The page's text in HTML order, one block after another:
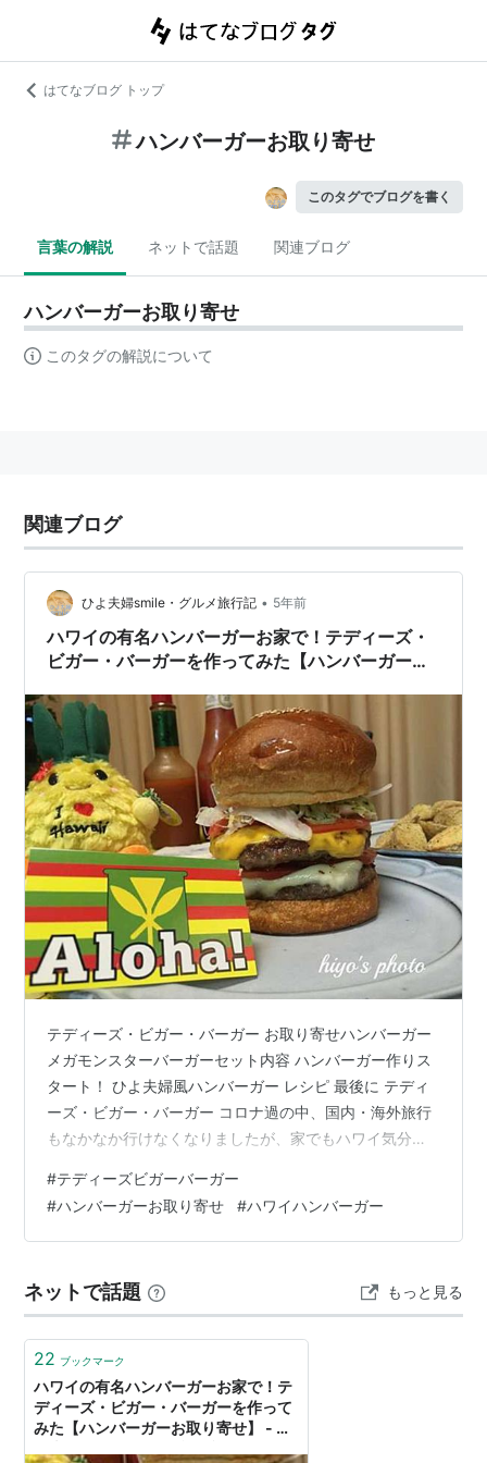
はてなブログ トップ
ハンバーガーお取り寄せ
このタグでブログを書く
言葉の解説 ネットで話題 関連ブログ
ハンバーガーお取り寄せ
このタグの解説について
関連ブログ
ひよ夫婦smile・グルメ旅行記 • 5年前
ハワイの有名ハンバーガーお家で！テディーズ・
ビガー・バーガーを作ってみた【ハンバーガーお
テディーズ・ビガー・バーガー お取り寄せハンバーガー
メガモンスターバーガーセット内容 ハンバーガー作りス
タート！ ひよ夫婦風ハンバーガー レシピ 最後に テディ
ーズ・ビガー・バーガー コロナ過の中、国内・海外旅行
もなかなか行けなくなりましたが、家でもハワイ気分を
ハンバーガーをお取り寄せしてみました。 テディーズ・
ビガー・バーガーとは、ハワイのローカルから絶大な人
気を誇り、２００１年から１９年連続ベストバーガー賞
店舗が何店舗もあり、６月に江の島店がオープンされま
す。 ハワイの店舗でいただいた、…
#テディーズビガーバーガー
#ハンバーガーお取り寄せ #ハワイハンバーガー
ネットで話題 もっと見る
22 ブックマーク
ハワイの有名ハンバーガーお家で！テ
ディーズ・ビガー・バーガーを作って
みた【ハンバーガーお取り寄せ】 - ひ